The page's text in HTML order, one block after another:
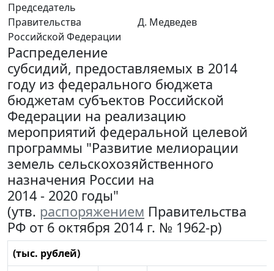
Председатель
Правительства
Российской Федерации
Д. Медведев
Распределение
субсидий, предоставляемых в 2014
году из федерального бюджета
бюджетам субъектов Российской
Федерации на реализацию
мероприятий федеральной целевой
программы "Развитие мелиорации
земель сельскохозяйственного
назначения России на
2014 - 2020 годы"
(утв. распоряжением Правительства
РФ от 6 октября 2014 г. № 1962-р)
(тыс. рублей)